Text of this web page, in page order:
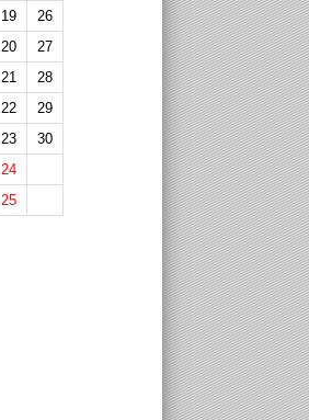
19
26
20
27
21
28
22
29
23
30
24
25